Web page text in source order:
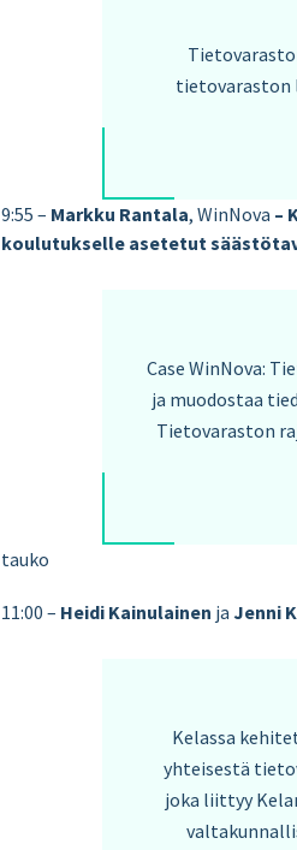
tietovaraston
9:55 – Markku Rantala, WinNova –
koulutukselle asetetut
Case WinNova:
ja muodostaa
Tietovaraston
tauko
11:00 – Heidi Kainulainen jaJenni
Kelassa
yhteisestä
joka liittyy